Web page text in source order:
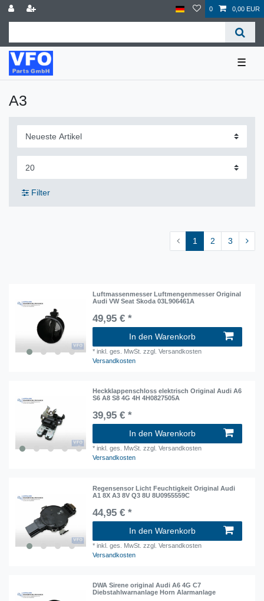
0 0,00 EUR
☰
A3
Filter
1 2 3
Luftmassenmesser Luftmengenmesser Original
Audi VW Seat Skoda 03L906461A
49,95 € *
In den Warenkorb
*inkl. ges. MwSt. zzgl. Versandkosten
Versandkosten
Heckklappenschloss elektrisch Original Audi A6
S6 A8 S8 4G 4H 4H0827505A
39,95 € *
In den Warenkorb
*inkl. ges. MwSt. zzgl. Versandkosten
Versandkosten
Regensensor Licht Feuchtigkeit Original Audi
A1 8X A3 8V Q3 8U 8U0955559C
44,95 € *
In den Warenkorb
*inkl. ges. MwSt. zzgl. Versandkosten
Versandkosten
DWA Sirene original Audi A6 4G C7
Diebstahlwarnanlage Horn Alarmanlage